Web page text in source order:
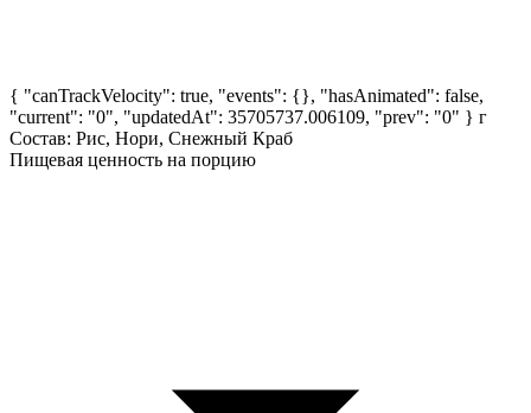
{ "canTrackVelocity": true, "events": {}, "hasAnimated": false,
"current": "0", "updatedAt": 35705737.006109, "prev": "0" } г
Состав: Рис, Нори, Снежный Краб
Пищевая ценность на порцию